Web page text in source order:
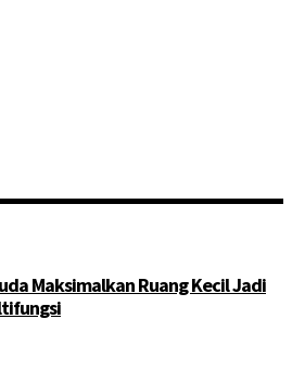
Maksimalkan Ruang Kecil Jadi